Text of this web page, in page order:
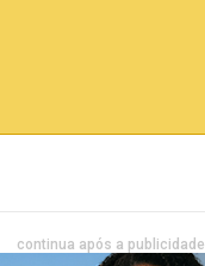
continua após a publicidade